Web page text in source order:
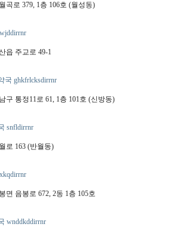
곡로 379, 1층 106호 (월성동)
읍 주교로 49-1
국 ghkfrlcksdirrnr
구 통정11로 61, 1층 101호 (신방동)
snfldirrnr
로 163 (반월동)
면 음봉로 672, 2동 1층 105호
wnddkddirrnr